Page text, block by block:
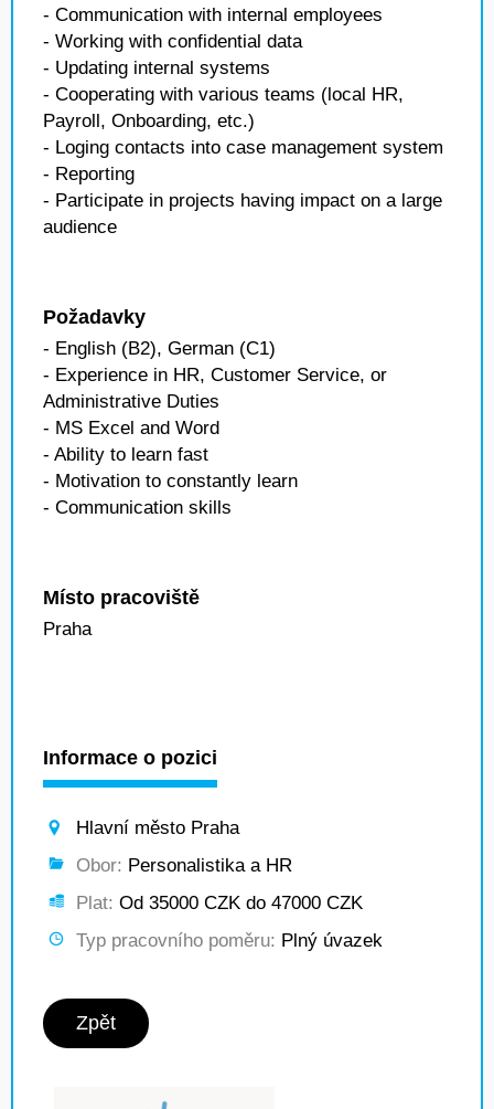
- Communication with internal employees
- Working with confidential data
- Updating internal systems
- Cooperating with various teams (local HR,
Payroll, Onboarding, etc.)
- Loging contacts into case management system
- Reporting
- Participate in projects having impact on a large
audience
Požadavky
- English (B2), German (C1)
- Experience in HR, Customer Service, or
Administrative Duties
- MS Excel and Word
- Ability to learn fast
- Motivation to constantly learn
- Communication skills
Místo pracoviště
Praha
Informace o pozici
Hlavní město Praha
Obor: Personalistika a HR
Plat: Od 35000 CZK do 47000 CZK
Typ pracovního poměru: Plný úvazek
Zpět